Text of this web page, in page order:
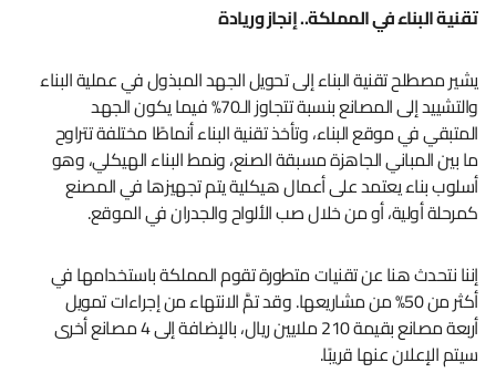
تقنية البناء في المملكة.. إنجاز وريادة
يشير مصطلح تقنية البناء إلى تحويل الجهد المبذول في عملية البناء
والتشييد إلى المصانع بنسبة تتجاوز الـ70% فيما يكون الجهد
المتبقي في موقع البناء، وتأخذ تقنية البناء أنماطًا مختلفة تتراوح
ما بين المباني الجاهزة مسبقة الصنع، ونمط البناء الهيكلي، وهو
أسلوب بناء يعتمد على أعمال هيكلية يتم تجهيزها في المصنع
كمرحلة أولية، أو من خلال صب الألواح والجدران في الموقع.
إننا نتحدث هنا عن تقنيات متطورة تقوم المملكة باستخدامها في
أكثر من 50% من مشاريعها. وقد تمَّ الانتهاء من إجراءات تمويل
أربعة مصانع بقيمة 210 ملايين ريال، بالإضافة إلى 4 مصانع أخرى
سيتم الإعلان عنها قريبًا.